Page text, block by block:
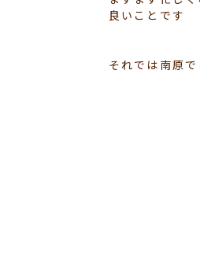
良いことです
それでは南原で